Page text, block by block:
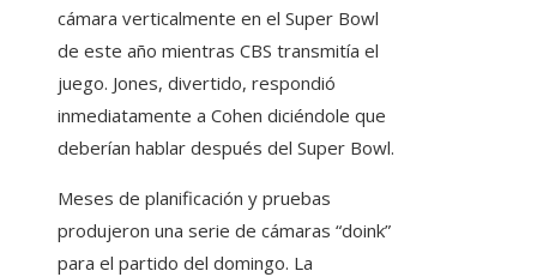
cámara verticalmente en el Super Bowl
de este año mientras CBS transmitía el
juego. Jones, divertido, respondió
inmediatamente a Cohen diciéndole que
deberían hablar después del Super Bowl.
Meses de planificación y pruebas
produjeron una serie de cámaras “doink”
para el partido del domingo. La